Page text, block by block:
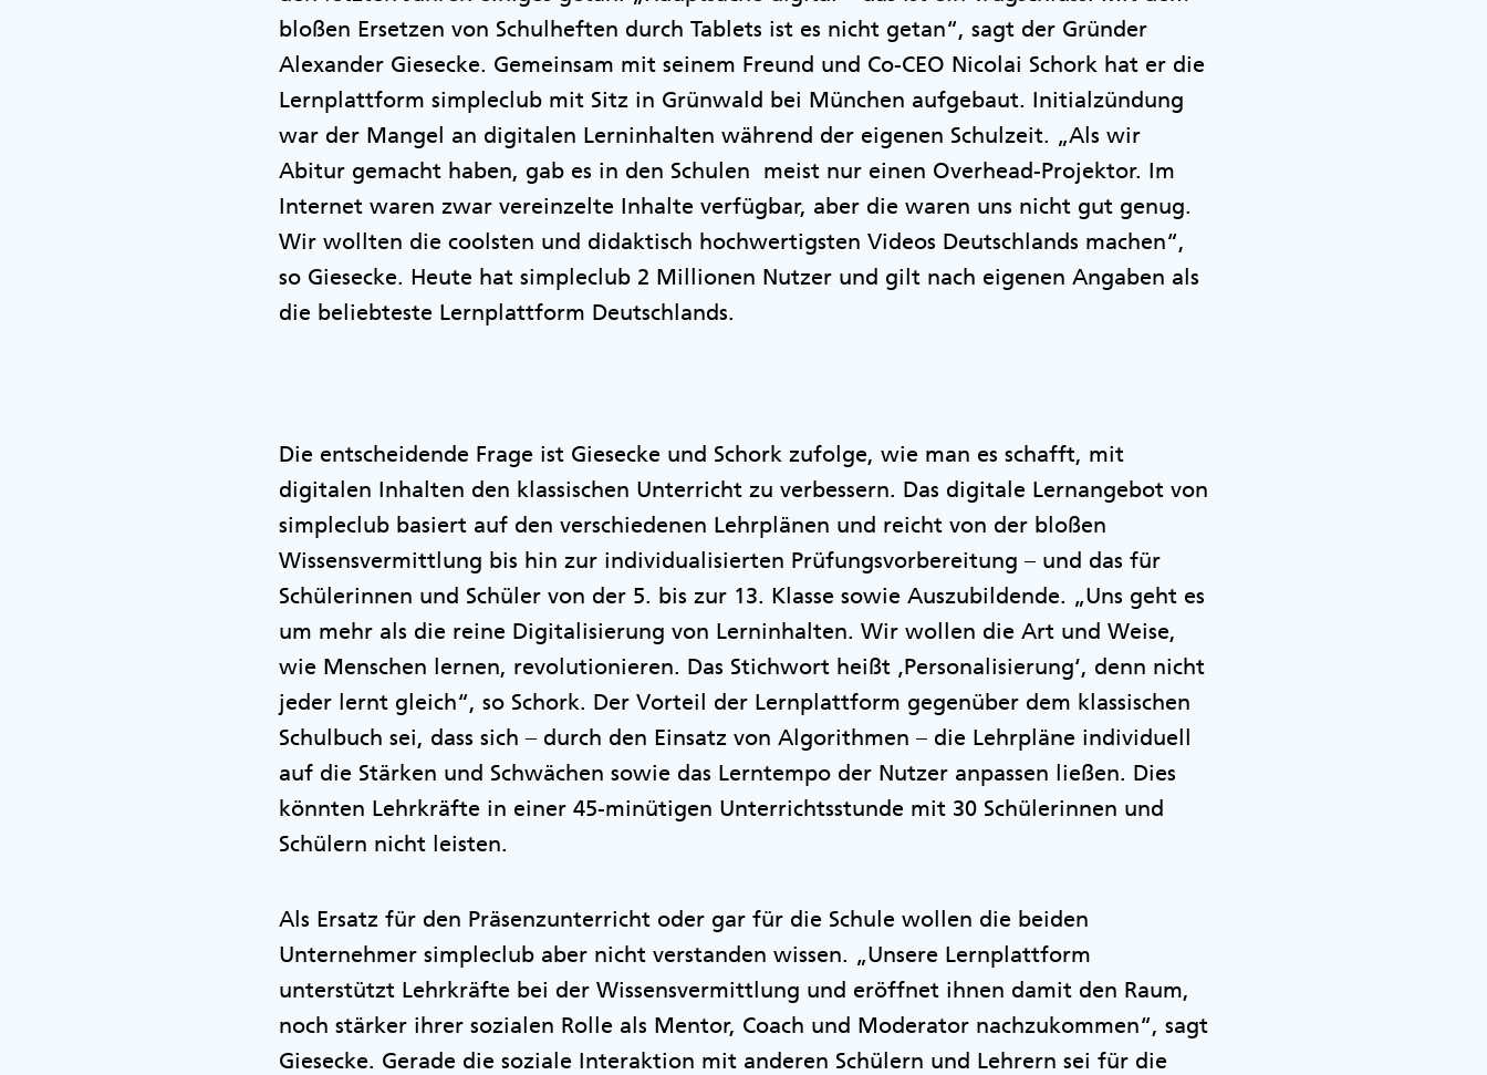
bloßen Ersetzen von Schulheften durch Tablets ist es nicht getan“, sagt der Gründer
Alexander Giesecke. Gemeinsam mit seinem Freund und Co-CEO Nicolai Schork hat er die
Lernplattform simpleclub mit Sitz in Grünwald bei München aufgebaut. Initialzündung
war der Mangel an digitalen Lerninhalten während der eigenen Schulzeit. „Als wir
Abitur gemacht haben, gab es in den Schulen meist nur einen Overhead-Projektor. Im
Internet waren zwar vereinzelte Inhalte verfügbar, aber die waren uns nicht gut genug.
Wir wollten die coolsten und didaktisch hochwertigsten Videos Deutschlands machen“,
so Giesecke. Heute hat simpleclub 2 Millionen Nutzer und gilt nach eigenen Angaben als
die beliebteste Lernplattform Deutschlands.
Die entscheidende Frage ist Giesecke und Schork zufolge, wie man es schafft, mit
digitalen Inhalten den klassischen Unterricht zu verbessern. Das digitale Lernangebot von
simpleclub basiert auf den verschiedenen Lehrplänen und reicht von der bloßen
Wissensvermittlung bis hin zur individualisierten Prüfungsvorbereitung – und das für
Schülerinnen und Schüler von der 5. bis zur 13. Klasse sowie Auszubildende. „Uns geht es
um mehr als die reine Digitalisierung von Lerninhalten. Wir wollen die Art und Weise,
wie Menschen lernen, revolutionieren. Das Stichwort heißt ‚Personalisierung‘, denn nicht
jeder lernt gleich“, so Schork. Der Vorteil der Lernplattform gegenüber dem klassischen
Schulbuch sei, dass sich – durch den Einsatz von Algorithmen – die Lehrpläne individuell
auf die Stärken und Schwächen sowie das Lerntempo der Nutzer anpassen ließen. Dies
könnten Lehrkräfte in einer 45-minütigen Unterrichtsstunde mit 30 Schülerinnen und
Schülern nicht leisten.
Als Ersatz für den Präsenzunterricht oder gar für die Schule wollen die beiden
Unternehmer simpleclub aber nicht verstanden wissen. „Unsere Lernplattform
unterstützt Lehrkräfte bei der Wissensvermittlung und eröffnet ihnen damit den Raum,
noch stärker ihrer sozialen Rolle als Mentor, Coach und Moderator nachzukommen“, sagt
Giesecke. Gerade die soziale Interaktion mit anderen Schülern und Lehrern sei für die